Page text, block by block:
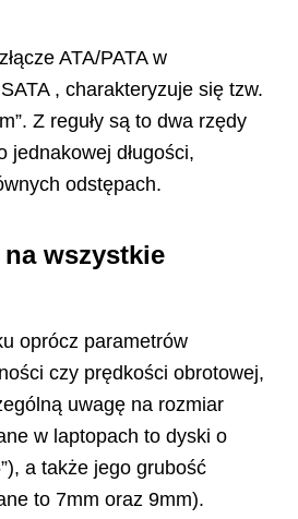
ATA/PATA w
, charakteryzuje się tzw.
Z reguły są to dwa rzędy
jednakowej długości,
odstępach.
wszystkie
oprócz parametrów
czy prędkości obrotowej,
uwagę na rozmiar
w laptopach to dyski o
a także jego grubość
to 7mm oraz 9mm).